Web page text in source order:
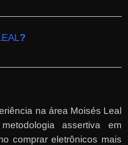
?
na área Moisés Leal
assertiva em
comprar eletrônicos mais